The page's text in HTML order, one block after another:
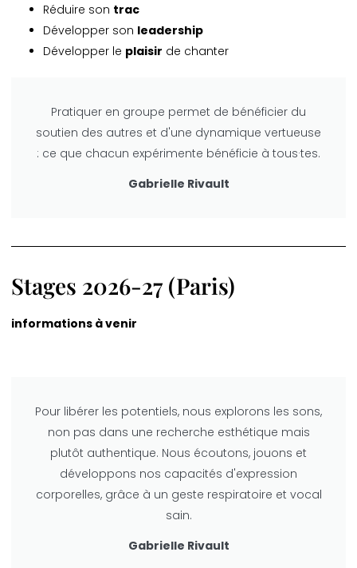
Réduire son trac
Développer son leadership
Développer le plaisir de chanter
Pratiquer en groupe permet de bénéficier du
soutien des autres et d'une dynamique vertueuse
: ce que chacun expérimente bénéficie à tous·tes.
Gabrielle Rivault
Stages 2026-27 (Paris)
informations à venir
Pour libérer les potentiels, nous explorons les sons,
non pas dans une recherche esthétique mais
plutôt authentique. Nous écoutons, jouons et
développons nos capacités d'expression
corporelles, grâce à un geste respiratoire et vocal
sain.
Gabrielle Rivault